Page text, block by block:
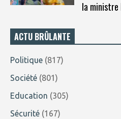
la ministre
ACTU BRÛLANTE
Politique (817)
Société (801)
Education (305)
Sécurité (167)